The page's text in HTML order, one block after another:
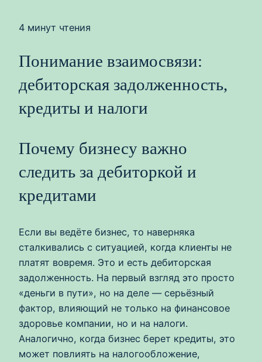
4 минут чтения
Понимание взаимосвязи:
дебиторская задолженность,
кредиты и налоги
Почему бизнесу важно
следить за дебиторкой и
кредитами
Если вы ведёте бизнес, то наверняка
сталкивались с ситуацией, когда клиенты не
платят вовремя. Это и есть дебиторская
задолженность. На первый взгляд это просто
«деньги в пути», но на деле — серьёзный
фактор, влияющий не только на финансовое
здоровье компании, но и на налоги.
Аналогично, когда бизнес берет кредиты, это
может повлиять на налогообложение,